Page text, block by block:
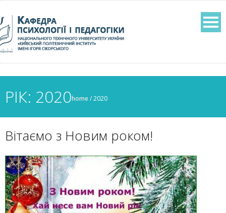
РІК: 2020home/2020
Вітаємо з Новим роком!